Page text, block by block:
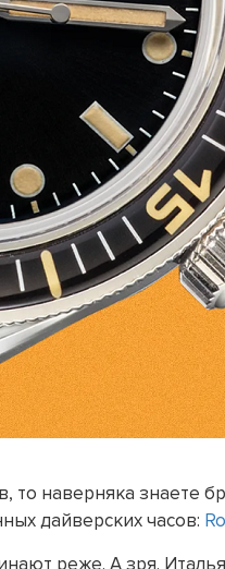
то наверняка знаете
дайверских часов:
реже. А зря.